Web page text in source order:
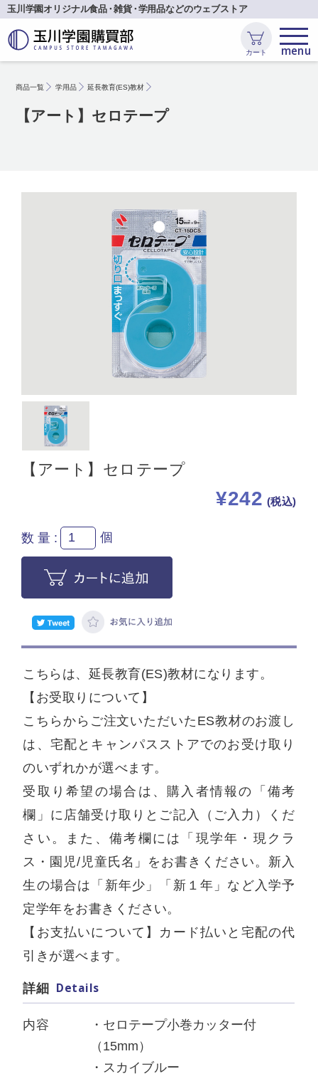
カート
玉川学園オリジナル食品・雑貨・学用品などのウェブストア
商品一覧 学用品 延長教育(ES)教材
【アート】セロテープ
【アート】セロテープ
¥242 (税込)
数量: 個
こちらは、延長教育(ES)教材になります。
【お受取りについて】
こちらからご注文いただいたES教材のお渡し
は、宅配とキャンパスストアでのお受け取り
のいずれかが選べます。
受取り希望の場合は、購入者情報の「備考
欄」に店舗受け取りとご記入（ご入力）くだ
さい。また、備考欄には「現学年・現クラ
ス・園児/児童氏名」をお書きください。新入
生の場合は「新年少」「新１年」など入学予
定学年をお書きください。
【お支払いについて】カード払いと宅配の代
引きが選べます。
詳細 Details
内容
・セロテープ小巻カッター付
（15mm）
・スカイブルー